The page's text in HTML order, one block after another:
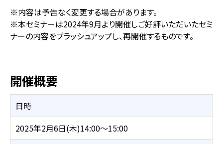
※内容は予告なく変更する場合があります。
※本セミナーは2024年9月より開催しご好評いただいたセミ
ナーの内容をブラッシュアップし、再開催するものです。
開催概要
日時
2025年2月6日(木)14:00～15:00